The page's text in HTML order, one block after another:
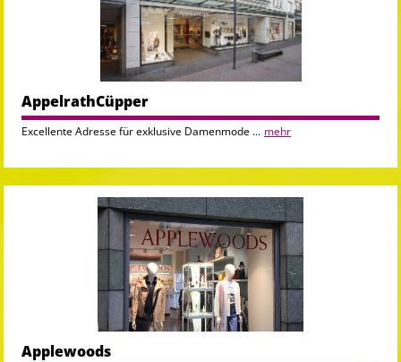
AppelrathCüpper
Excellente Adresse für exklusive Damenmode ... mehr
Applewoods